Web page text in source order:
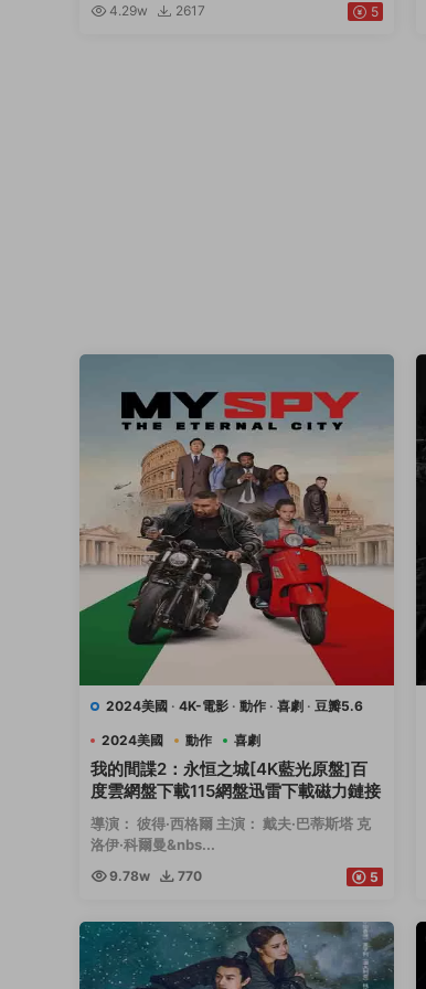
4.29w 2617 5
2024美國 · 4K-電影 · 動作 · 喜劇 · 豆瓣5.6
2024美國 動作 喜劇
我的間諜2：永恒之城[4K藍光原盤]百
度雲網盤下載115網盤迅雷下載磁力鏈接
導演： 彼得·西格爾 主演： 戴夫·巴蒂斯塔 克
洛伊·科爾曼&nbs...
9.78w 770 5